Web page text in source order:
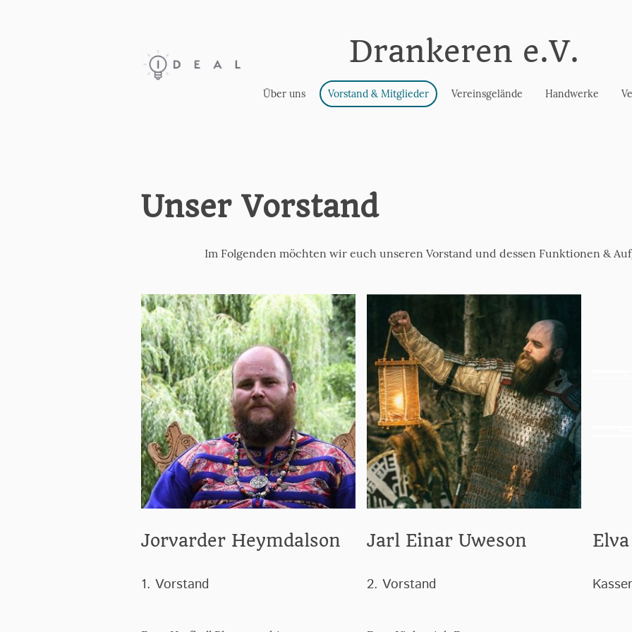
Drankeren e.V.
Über uns Vorstand & Mitglieder Vereinsgelände Handwerke
Unser Vorstand
Im Folgenden möchten wir euch unseren Vorstand und dessen Funktionen &
Jorvarder Heymdalson
1. Vorstand
Jarl Einar Uweson
2. Vorstand
Elva